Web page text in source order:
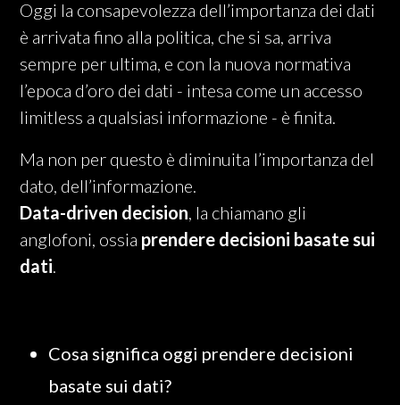
Oggi la consapevolezza dell’importanza dei dati
è arrivata fino alla politica, che si sa, arriva
sempre per ultima, e con la nuova normativa
l’epoca d’oro dei dati - intesa come un accesso
limitless a qualsiasi informazione - è finita.
Ma non per questo è diminuita l’importanza del
dato, dell’informazione.
Data-driven decision, la chiamano gli
anglofoni, ossia prendere decisioni basate sui
dati.
Cosa significa oggi prendere decisioni
basate sui dati?